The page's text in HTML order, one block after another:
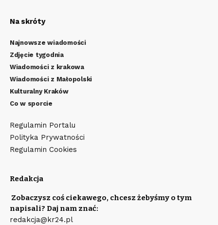
Na skróty
Najnowsze wiadomości
Zdjęcie tygodnia
Wiadomości z krakowa
Wiadomości z Małopolski
Kulturalny Kraków
Co w sporcie
Regulamin Portalu
Polityka Prywatności
Regulamin Cookies
Redakcja
Zobaczysz coś ciekawego, chcesz żebyśmy o tym
napisali? Daj nam znać:
redakcja@kr24.pl